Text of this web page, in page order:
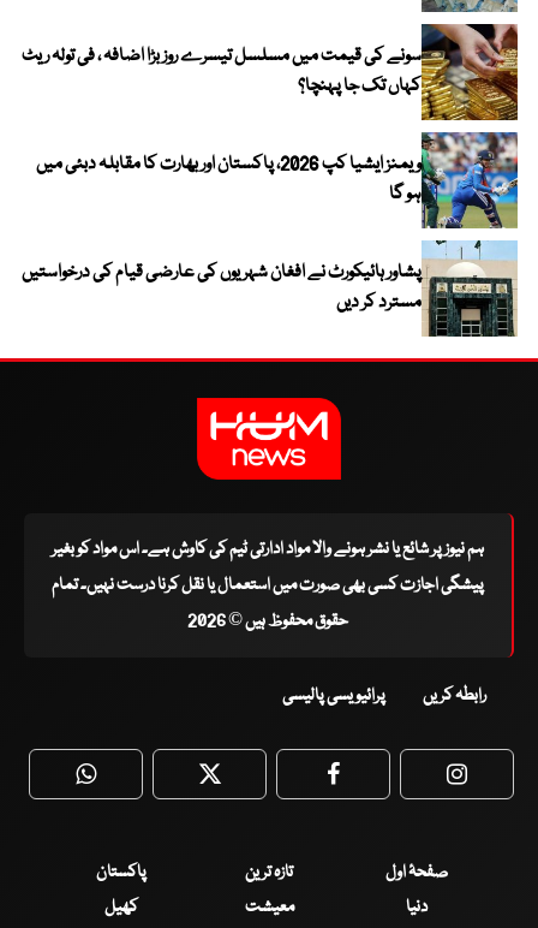
سونے کی قیمت میں مسلسل تیسرے روز بڑا اضافہ ، فی تولہ ریٹ
کہاں تک جا پہنچا؟
ویمنز ایشیا کپ 2026، پاکستان اور بھارت کا مقابلہ دبئی میں
ہو گا
پشاور ہائیکورٹ نے افغان شہریوں کی عارضی قیام کی درخواستیں
مسترد کر دیں
ہم نیوز پر شائع یا نشر ہونے والا مواد ادارتی ٹیم کی کاوش ہے۔ اس مواد کو بغیر
پیشگی اجازت کسی بھی صورت میں استعمال یا نقل کرنا درست نہیں۔ تمام
حقوق محفوظ ہیں © 2026
رابطہ کریں پرائیویسی پالیسی
WhatsApp Twitter Facebook
صفحۂ اول تازہ ترین
پاکستان
دنیا
معیشت کھیل